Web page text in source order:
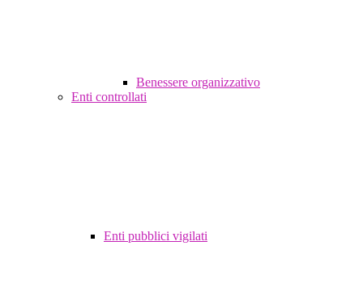
Benessere organizzativo
Enti controllati
Enti pubblici vigilati